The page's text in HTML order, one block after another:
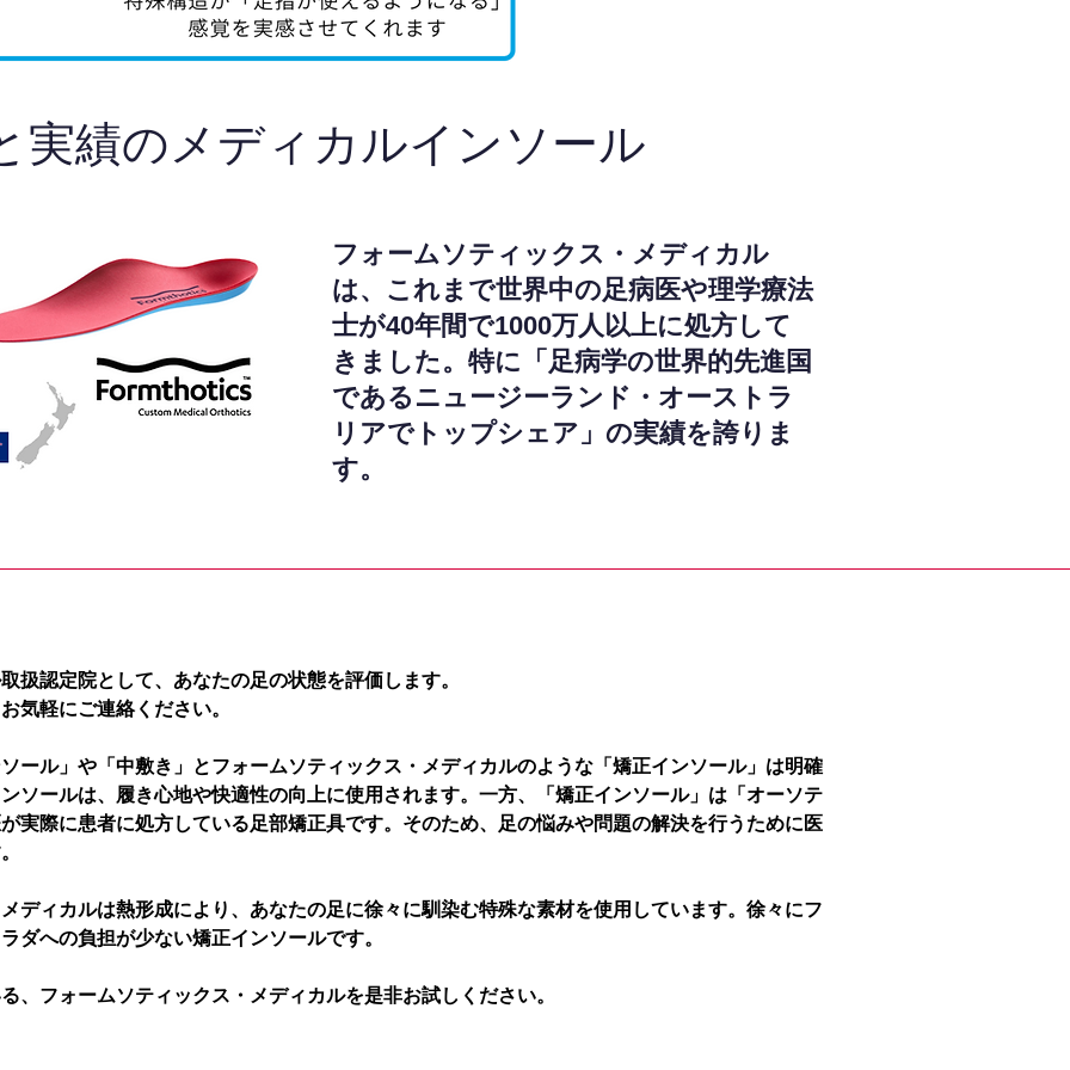
実績のメディカルインソール
フォームソティックス・メディカル
は、これまで世界中の足病医や理学療法
士が40年間で1000万人以上に処方して
きました。特に「足病学の世界的先進国
であるニュージーランド・オーストラ
リアでトップシェア」の実績を誇りま
す。
扱認定院として、あなたの足の状態を評価します。
気軽にご連絡ください。
ール」や「中敷き」とフォームソティックス・メディカルのような「矯正インソール」は明確
ソールは、履き心地や快適性の向上に使用されます。一方、「矯正インソール」は「オーソテ
実際に患者に処方している足部矯正具です。そのため、足の悩みや問題の解決を行うために医
ディカルは熱形成により、あなたの足に徐々に馴染む特殊な素材を使用しています。徐々にフ
ダへの負担が少ない矯正インソールです。
、フォームソティックス・メディカルを是非お試しください。